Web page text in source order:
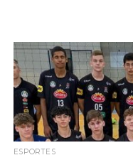
ESPORTES